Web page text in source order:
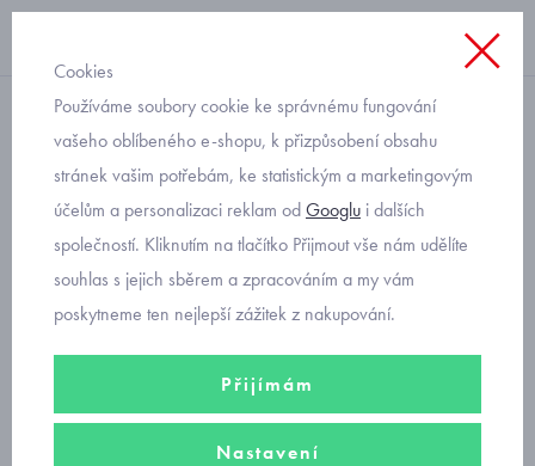
spodní kalhotky
dětské spodní kalhoty
Donella se želvičkami
Cookies
Používáme soubory cookie ke správnému fungování
vašeho oblíbeného e-shopu, k přizpůsobení obsahu
stránek vašim potřebám, ke statistickým a marketingovým
účelům a personalizaci reklam odGooglu i dalších
společností. Kliknutím na tlačítko Přijmout vše nám udělíte
souhlas s jejich sběrem a zpracováním a my vám
poskytneme ten nejlepší zážitek z nakupování.
Přijímám
Nastavení